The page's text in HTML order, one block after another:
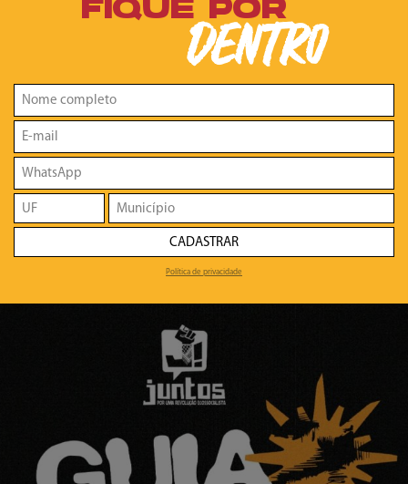
FIQUE POR
DENTRO
CADASTRAR
Política de privacidade